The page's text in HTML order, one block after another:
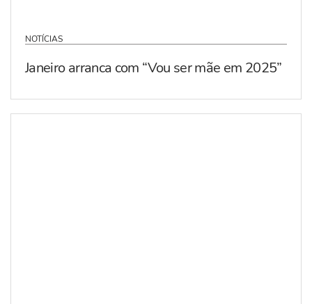
NOTÍCIAS
Janeiro arranca com “Vou ser mãe em 2025”